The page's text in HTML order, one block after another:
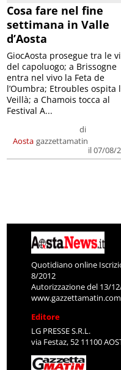
Cosa fare nel fine
settimana in Valle
d’Aosta
Aosta
di
gazzettamatin
il 07/08/
GiocAosta prosegue tra le
del capoluogo; a Brissogne
entra nel vivo la Feta de
l’Oumbra; Etroubles ospita
Veillà; a Chamois tocca al
Festival A...
Quotidiano online
8/2012
Autorizzazione del 13/
www.gazzettamatin.com
Editore
LG PRESSE S.R.L.
via Festaz, 52 11100